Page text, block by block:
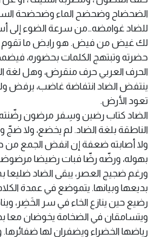
الضحضاح وضحضح الماء وضحضحة
للضاد غوامضه…من سرعة الضوء إلى
لك غيض من فيض. هو رابض ما تقوم له
حضرته وتبتهج الكلمات بحضوره،
الحرف العربي حرف منقرض، وهل لغة
ينتفض الضاد انتفاضة غاضب، يرفض
تعود الأرض.
الضاد كتاب رضين وسِفر مرضون رضّنته
الناطقة بلغة الضاد. لم يخضع، ولا
ولا أصابته ضعفة إن انفض الجمع
بهوله، ورضّه رضّا فبات رضيضا
ورغم ضجيج العصر، يبقى الضاد ضليعا
بديعها وبيانها. يتموضع في عمدة
رضيع حين ينازع الخاء في سر الخَضِر،
ويتسامقان في الضخامة يخوضان معا
رياضها الخضراء ويضفران لها ضفائرها.